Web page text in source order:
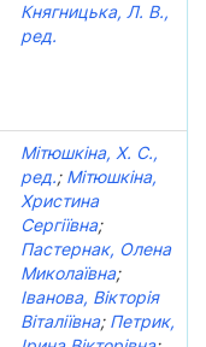
Княгницька, Л. В.,
ред.
Мітюшкіна, Х. С.,
ред.; Мітюшкіна,
Христина
Сергіївна;
Пастернак, Олена
Миколаївна;
Іванова, Вікторія
Віталіївна; Петрик,